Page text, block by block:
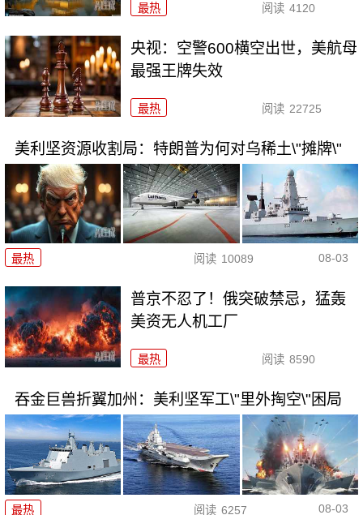
最热 阅读 4120
央视：空警600横空出世，美航母
最强王牌失效
最热 阅读 22725
美利坚资源收割局：特朗普为何对乌稀土\"摊牌\"
最热 阅读 10089 08-03
普京不忍了！俄突破禁忌，猛轰
美资无人机工厂
最热 阅读 8590
吞金巨兽折翼加州：美利坚军工\"里外掏空\"困局
最热 阅读 6257 08-03